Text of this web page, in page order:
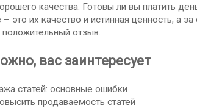
качества. Готовы ли вы платить
– это их качество и истинная ценность, а
положительный отзыв.
вас заинтересует
статей: основные ошибки
продаваемость статей